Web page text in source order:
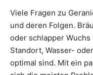
Viele Fragen zu
und deren Folgen.
oder schlapper
Standort, Wasser-
optimal sind. Mit ein